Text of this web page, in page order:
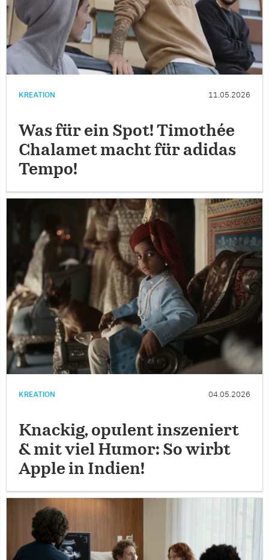
KREATION 11.05.2026
Was für ein Spot! Timothée
Chalamet macht für adidas
Tempo!
KREATION 04.05.2026
Knackig, opulent inszeniert
& mit viel Humor: So wirbt
Apple in Indien!